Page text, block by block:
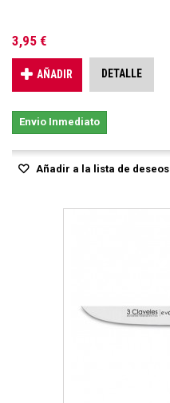
3,95 €
AÑADIR DETALLE
Envio Inmediato
Añadir a la lista de deseos